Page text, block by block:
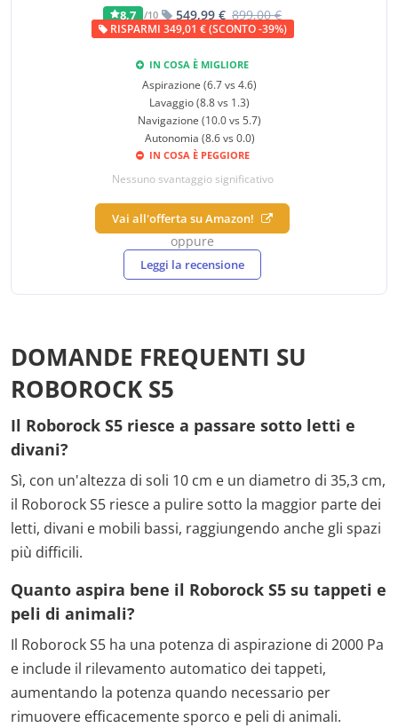
8,7 /10 549,99 € 899,00 €
RISPARMI 349,01 € (SCONTO -39%)
IN COSA È MIGLIORE
Aspirazione (6.7 vs 4.6)
Lavaggio (8.8 vs 1.3)
Navigazione (10.0 vs 5.7)
Autonomia (8.6 vs 0.0)
IN COSA È PEGGIORE
Nessuno svantaggio significativo
Vai all'offerta su Amazon!
oppure
Leggi la recensione
DOMANDE FREQUENTI SU
ROBOROCK S5
Il Roborock S5 riesce a passare sotto letti e
divani?
Sì, con un'altezza di soli 10 cm e un diametro di 35,3 cm,
il Roborock S5 riesce a pulire sotto la maggior parte dei
letti, divani e mobili bassi, raggiungendo anche gli spazi
più difficili.
Quanto aspira bene il Roborock S5 su tappeti e
peli di animali?
Il Roborock S5 ha una potenza di aspirazione di 2000 Pa
e include il rilevamento automatico dei tappeti,
aumentando la potenza quando necessario per
rimuovere efficacemente sporco e peli di animali.